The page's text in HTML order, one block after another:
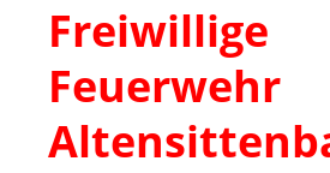
Freiwillige
Feuerwehr